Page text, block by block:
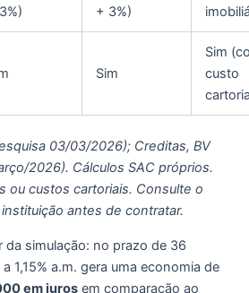
+ 3%)
Sim
Sim
custo
03/03/2026); Creditas, BV
2026). Cálculos SAC próprios.
ou custos cartoriais. Consulte o
antes de contratar.
da simulação: no prazo de 36
1,15% a.m. gera uma economia de
em juros em comparação ao